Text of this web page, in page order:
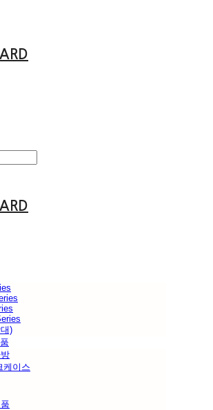
)
케이스